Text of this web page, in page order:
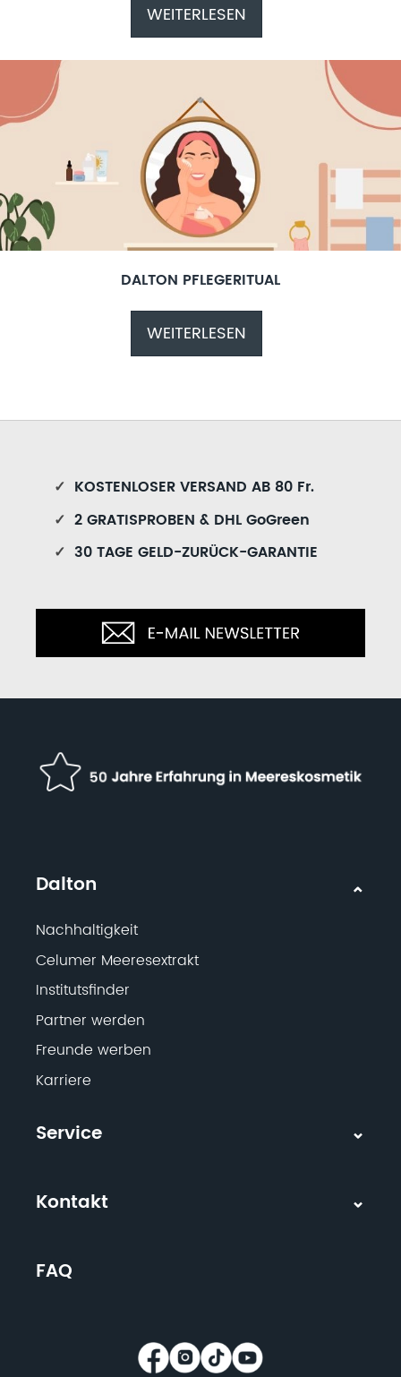
WEITERLESEN
DALTON PFLEGERITUAL
WEITERLESEN
✓ KOSTENLOSER VERSAND AB 80 Fr.
✓ 2 GRATISPROBEN & DHL GoGreen
✓ 30 TAGE GELD-ZURÜCK-GARANTIE
Dalton
Nachhaltigkeit
Celumer Meeresextrakt
Institutsfinder
Partner werden
Freunde werben
Karriere
Service
Kontakt
FAQ